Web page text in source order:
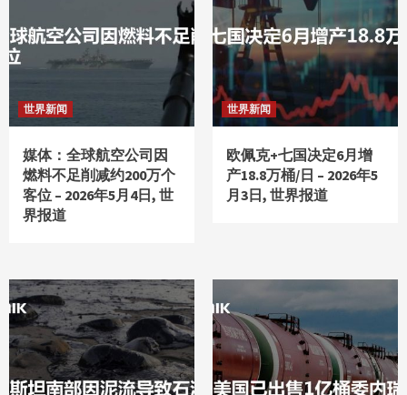
世界新闻
媒体：全球航空公司因
燃料不足削减约200万个
客位 – 2026年5月4日, 世
界报道
世界新闻
欧佩克+七国决定6月增
产18.8万桶/日 – 2026年5
月3日, 世界报道